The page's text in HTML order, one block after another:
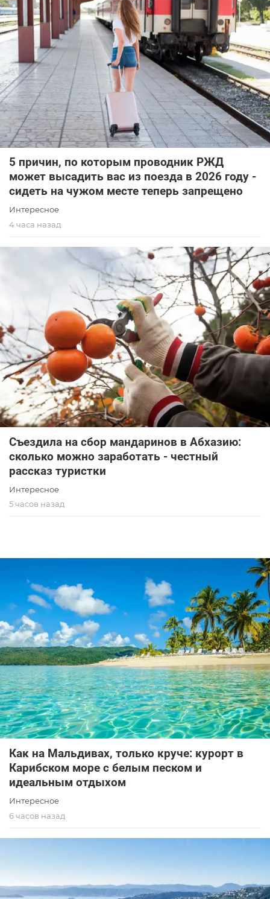
5 причин, по которым проводник РЖД
может высадить вас из поезда в 2026 году -
сидеть на чужом месте теперь запрещено
Интересное
4 часа назад
Съездила на сбор мандаринов в Абхазию:
сколько можно заработать - честный
рассказ туристки
Интересное
5 часов назад
Как на Мальдивах, только круче: курорт в
Карибском море с белым песком и
идеальным отдыхом
Интересное
6 часов назад